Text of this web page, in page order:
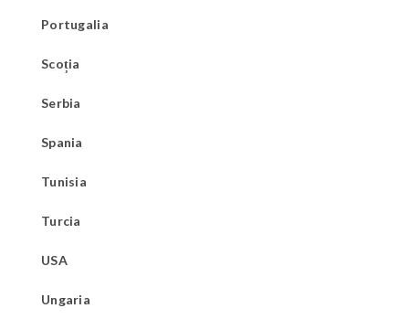
Portugalia
Scoția
Serbia
Spania
Tunisia
Turcia
USA
Ungaria